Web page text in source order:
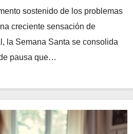
sostenido de los problemas
creciente sensación de
la Semana Santa se consolida
pausa que…